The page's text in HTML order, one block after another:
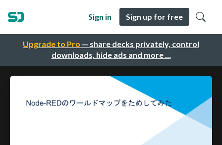
Upgrade to Pro — share decks privately, control
downloads, hide ads and more …
Sign in Sign up for free